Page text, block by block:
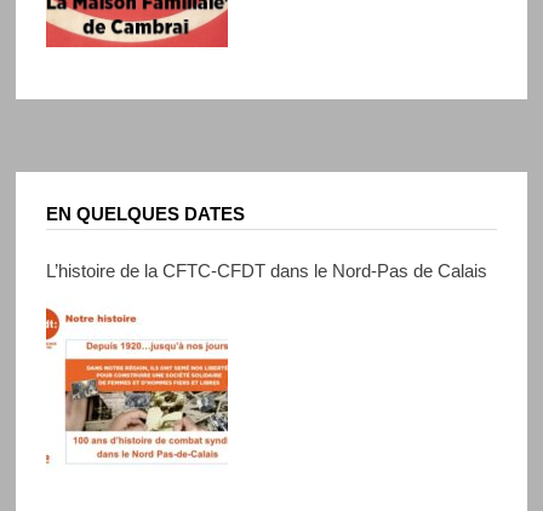
EN QUELQUES DATES
L’histoire de la CFTC-CFDT dans le Nord-Pas de Calais